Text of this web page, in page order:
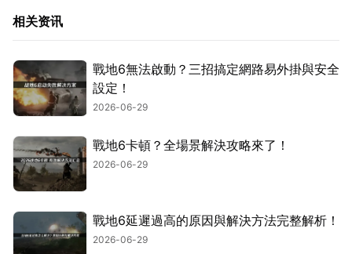
相关资讯
戰地6無法啟動？三招搞定網路易外掛與安全
設定！
2026-06-29
戰地6卡頓？全場景解決攻略來了！
2026-06-29
戰地6延遲過高的原因與解決方法完整解析！
2026-06-29